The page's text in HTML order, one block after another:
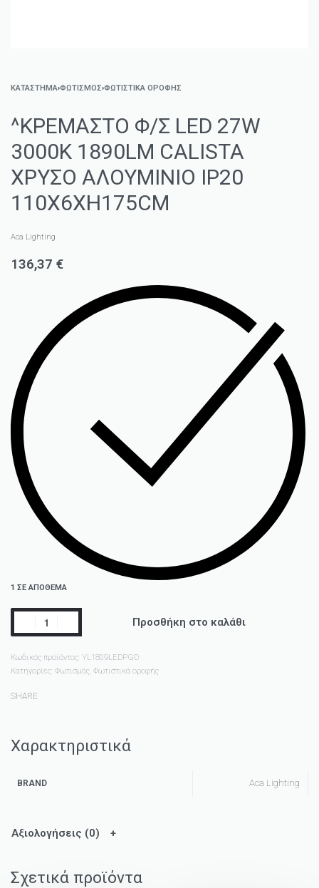
ΚΑΤΑΣΤΗΜΑ›ΦΩΤΙΣΜΌΣ›ΦΩΤΙΣΤΙΚΆ ΟΡΟΦΉΣ
^ΚΡΕΜΑΣΤΟ Φ/Σ LED 27W
3000K 1890LM CALISTA
ΧΡΥΣΟ ΑΛΟΥΜΙΝΙΟ IP20
110X6XH175CM
Aca Lighting
136,37 €
1 ΣΕ ΑΠΌΘΕΜΑ
Προσθήκη στο καλάθι
Κωδικός προϊόντος: YL1809LEDPGD
Κατηγορίες: Φωτισμός, Φωτιστικά οροφής
SHARE
Χαρακτηριστικά
BRAND Aca Lighting
Αξιολογήσεις (0)
Σχετικά προϊόντα